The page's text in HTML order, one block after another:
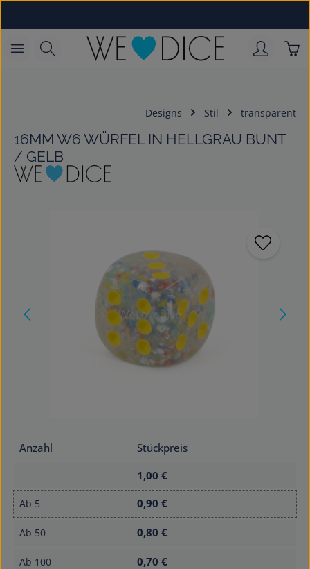
Designs Stil transparent
16MM W6 WÜRFEL IN HELLGRAU BUNT
/ GELB
Anzahl
Stückpreis
1,00 €
Ab 5 0,90 €
Ab 50 0,80 €
Ab 100 0,70 €